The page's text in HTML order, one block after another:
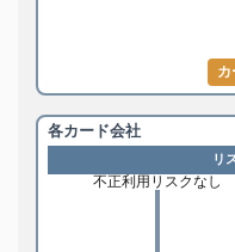
カ
各カード会社
リ
不正利用リスクなし